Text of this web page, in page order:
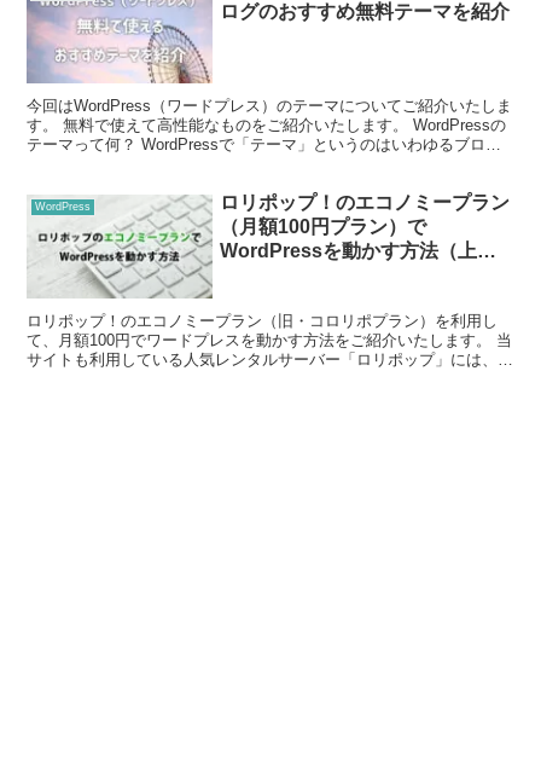
ログのおすすめ無料テーマを紹介
今回はWordPress（ワードプレス）のテーマについてご紹介いたしま
す。 無料で使えて高性能なものをご紹介いたします。 WordPressの
テーマって何？ WordPressで「テーマ」というのはいわゆるブログ
WordPress
ロリポップ！のエコノミープラン
（月額100円プラン）で
WordPressを動かす方法（上級
ロリポップ！のエコノミープラン（旧・コロリポプラン）を利用し
て、月額100円でワードプレスを動かす方法をご紹介いたします。 当
サイトも利用している人気レンタルサーバー「ロリポップ」には、4